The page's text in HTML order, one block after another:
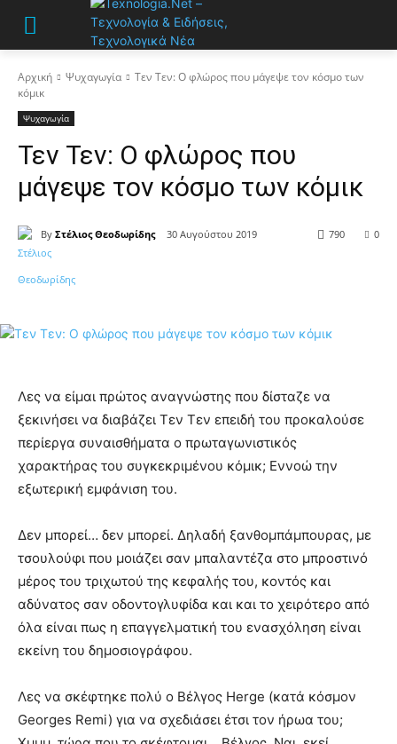
Αρχική Ψυχαγωγία
Τεν Τεν: Ο φλώρος που μάγεψε τον κόσμο των
κόμικ
Ψυχαγωγία
Τεν Τεν: Ο φλώρος που
μάγεψε τον κόσμο των κόμικ
By Στέλιος Θεοδωρίδης 30 Αυγούστου 2019 0
790
Λες να είμαι πρώτος αναγνώστης που δίσταζε να
ξεκινήσει να διαβάζει Τεν Τεν επειδή του προκαλούσε
περίεργα συναισθήματα ο πρωταγωνιστικός
χαρακτήρας του συγκεκριμένου κόμικ; Εννοώ την
εξωτερική εμφάνιση του.
Δεν μπορεί… δεν μπορεί. Δηλαδή ξανθομπάμπουρας, με
τσουλούφι που μοιάζει σαν μπαλαντέζα στο μπροστινό
μέρος του τριχωτού της κεφαλής του, κοντός και
αδύνατος σαν οδοντογλυφίδα και και το χειρότερο από
όλα είναι πως η επαγγελματική του ενασχόληση είναι
εκείνη του δημοσιογράφου.
Λες να σκέφτηκε πολύ ο Βέλγος Herge (κατά κόσμον
Georges Remi) για να σχεδιάσει έτσι τον ήρωα του;